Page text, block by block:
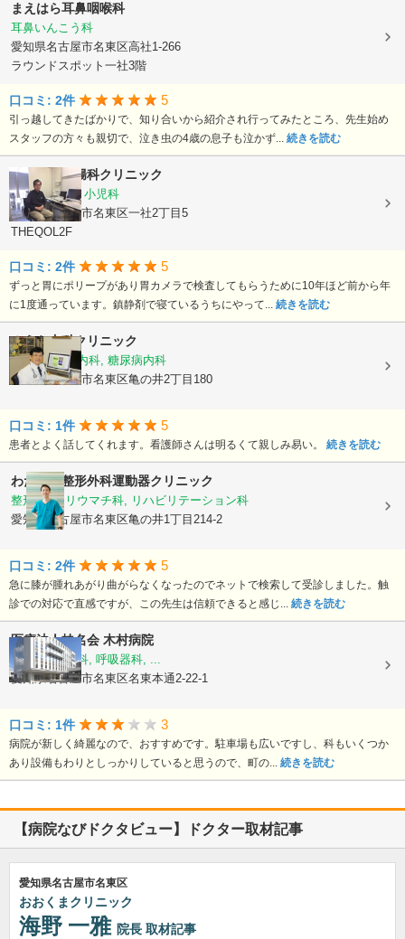
まえはら耳鼻咽喉科
耳鼻いんこう科
愛知県名古屋市名東区高社1-266
ラウンドスポット一社3階
口コミ: 2件 5
引っ越してきたばかりで、知り合いから紹介され行ってみたところ、先生始め
スタッフの方々も親切で、泣き虫の4歳の息子も泣かず... 続きを読む
加藤内科胃腸科クリニック
内科, 胃腸科, 小児科
愛知県名古屋市名東区一社2丁目5
THEQOL2F
口コミ: 2件 5
ずっと胃にポリープがあり胃カメラで検査してもらうために10年ほど前から年
に1度通っています。鎮静剤で寝ているうちにやって... 続きを読む
みうら内科クリニック
内科, 内分泌内科, 糖尿病内科
愛知県名古屋市名東区亀の井2丁目180
口コミ: 1件 5
患者とよく話してくれます。看護師さんは明るくて親しみ易い。 続きを読む
わたなべ整形外科運動器クリニック
整形外科, リウマチ科, リハビリテーション科
愛知県名古屋市名東区亀の井1丁目214-2
口コミ: 2件 5
急に膝が腫れあがり曲がらなくなったのでネットで検索して受診しました。触
診での対応で直感ですが、この先生は信頼できると感じ... 続きを読む
医療法人桂名会 木村病院
内科, 神経内科, 呼吸器科, ...
愛知県名古屋市名東区名東本通2-22-1
口コミ: 1件 3
病院が新しく綺麗なので、おすすめです。駐車場も広いですし、科もいくつか
あり設備もわりとしっかりしていると思うので、町の... 続きを読む
【病院なびドクタビュー】ドクター取材記事
愛知県名古屋市名東区
おおくまクリニック
海野 一雅 院長 取材記事